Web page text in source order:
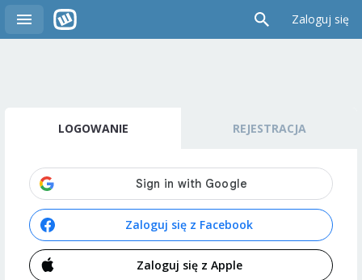
Zaloguj się
LOGOWANIE REJESTRACJA
Zaloguj się z Facebook
Zaloguj się z Apple